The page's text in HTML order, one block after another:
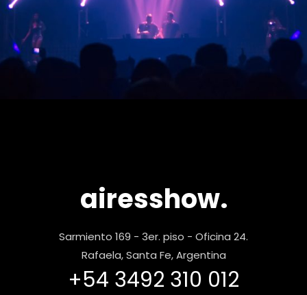
airesshow.
Sarmiento 169 - 3er. piso - Oficina 24.
Rafaela, Santa Fe, Argentina
+54 3492 310 012